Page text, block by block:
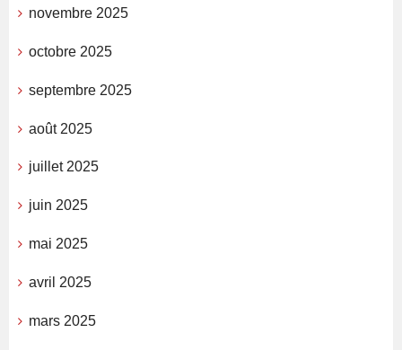
novembre 2025
octobre 2025
septembre 2025
août 2025
juillet 2025
juin 2025
mai 2025
avril 2025
mars 2025